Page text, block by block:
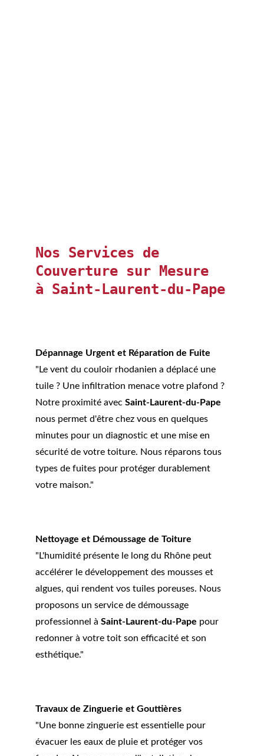
Nos Services de
Couverture sur Mesure
à Saint-Laurent-du-Pape
Dépannage Urgent et Réparation de Fuite
"Le vent du couloir rhodanien a déplacé une
tuile ? Une infiltration menace votre plafond ?
Notre proximité avec Saint-Laurent-du-Pape
nous permet d'être chez vous en quelques
minutes pour un diagnostic et une mise en
sécurité de votre toiture. Nous réparons tous
types de fuites pour protéger durablement
votre maison."
Nettoyage et Démoussage de Toiture
"L'humidité présente le long du Rhône peut
accélérer le développement des mousses et
algues, qui rendent vos tuiles poreuses. Nous
proposons un service de démoussage
professionnel à Saint-Laurent-du-Pape pour
redonner à votre toit son efficacité et son
esthétique."
Travaux de Zinguerie et Gouttières
"Une bonne zinguerie est essentielle pour
évacuer les eaux de pluie et protéger vos